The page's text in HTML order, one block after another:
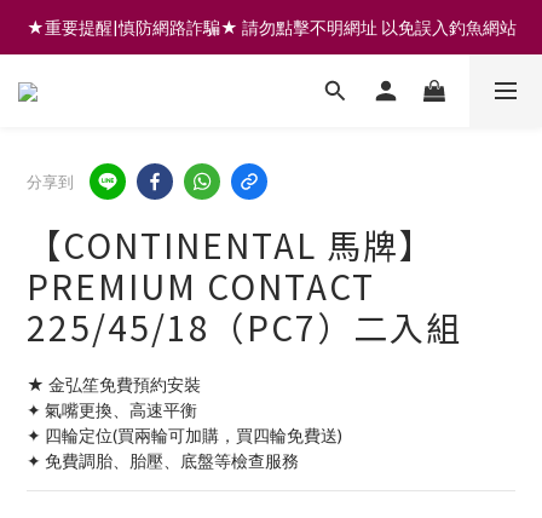
註冊會員享200元購物金 | 全館滿999免運 | 可門市取貨/安裝
★重要提醒|慎防網路詐騙★ 請勿點擊不明網址 以免誤入釣魚網站
註冊會員享200元購物金 | 全館滿999免運 | 可門市取貨/安裝
分享到
【CONTINENTAL 馬牌】
PREMIUM CONTACT
225/45/18（PC7）二入組
★ 金弘笙免費預約安裝
✦ 氣嘴更換、高速平衡
✦ 四輪定位(買兩輪可加購，買四輪免費送)
✦ 免費調胎、胎壓、底盤等檢查服務